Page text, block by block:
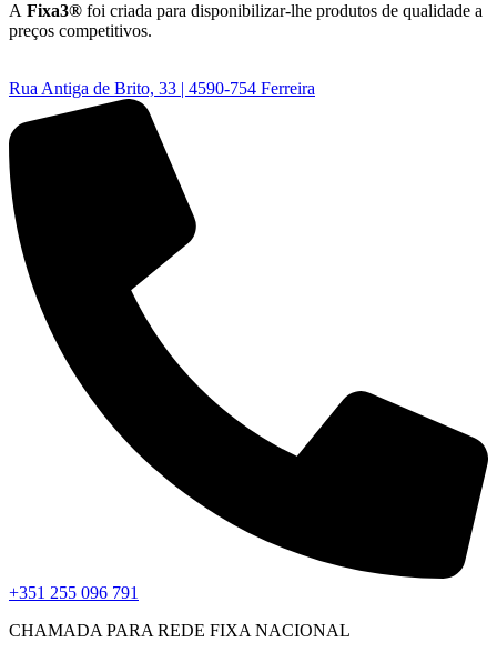
A Fixa3® foi criada para disponibilizar-lhe produtos de qualidade a
preços competitivos.
Rua Antiga de Brito, 33 | 4590-754 Ferreira
+351 255 096 791
CHAMADA PARA REDE FIXA NACIONAL